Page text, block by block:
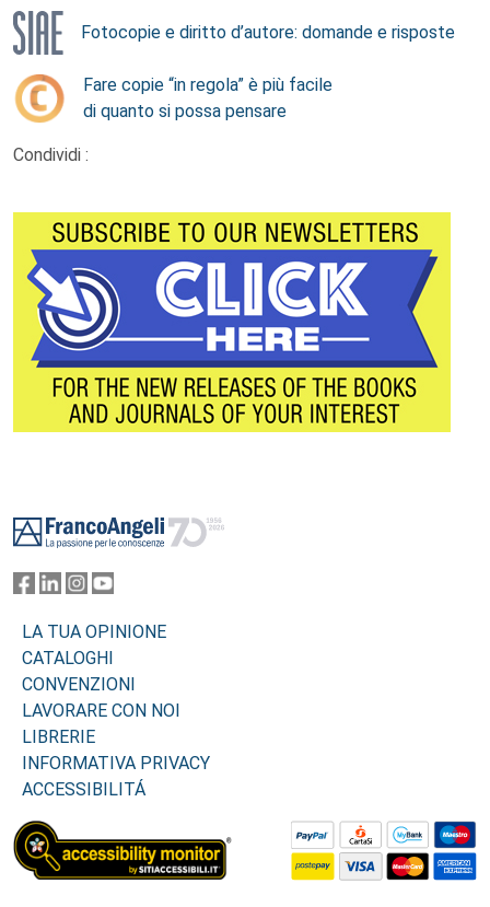
Fotocopie e diritto d’autore: domande e risposte
Fare copie “in regola” è più facile
di quanto si possa pensare
Condividi :
LA TUA OPINIONE
CATALOGHI
CONVENZIONI
LAVORARE CON NOI
LIBRERIE
INFORMATIVA PRIVACY
ACCESSIBILITÁ